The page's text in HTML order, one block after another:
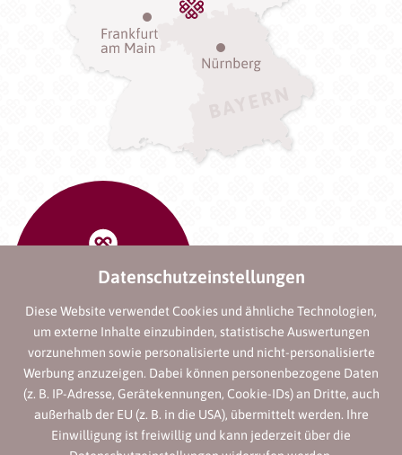
Datenschutzeinstellungen
Diese Website verwendet Cookies und ähnliche Technologien,
um externe Inhalte einzubinden, statistische Auswertungen
vorzunehmen sowie personalisierte und nicht-personalisierte
Werbung anzuzeigen. Dabei können personenbezogene Daten
(z. B. IP-Adresse, Gerätekennungen, Cookie-IDs) an Dritte, auch
außerhalb der EU (z. B. in die USA), übermittelt werden. Ihre
Einwilligung ist freiwillig und kann jederzeit über die